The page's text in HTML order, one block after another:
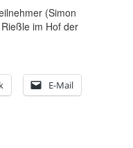
(Simon
im Hof der
E-Mail